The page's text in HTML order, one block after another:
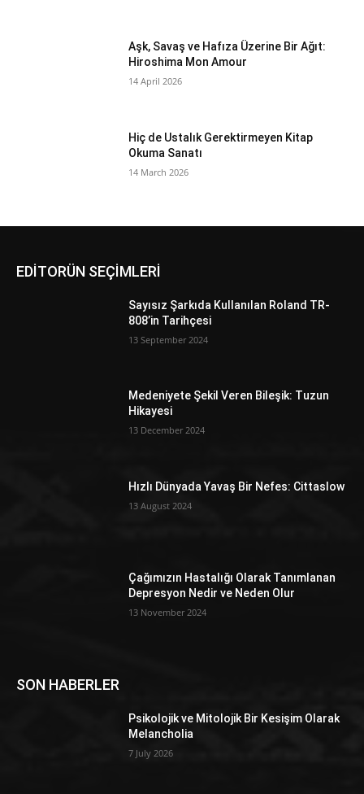
Aşk, Savaş ve Hafıza Üzerine Bir Ağıt:
Hiroshima Mon Amour
14 April 2026
Hiç de Ustalık Gerektirmeyen Kitap
Okuma Sanatı
14 March 2026
EDİTORÜN SEÇİMLERİ
Sayısız Şarkıda Kullanılan Roland TR-
808’in Tarihçesi
13 September 2024
Medeniyete Şekil Veren Bileşik: Tuzun
Hikayesi
13 December 2024
Hızlı Dünyada Yavaş Bir Nefes: Cittaslow
13 August 2024
Çağımızın Hastalığı Olarak Tanımlanan
Depresyon Nedir ve Neden Olur
13 November 2024
SON HABERLER
Psikolojik ve Mitolojik Bir Kesişim Olarak
Melancholia
7 July 2026